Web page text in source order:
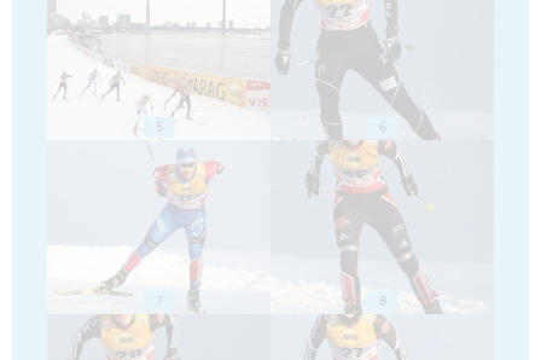
5 6
7 8